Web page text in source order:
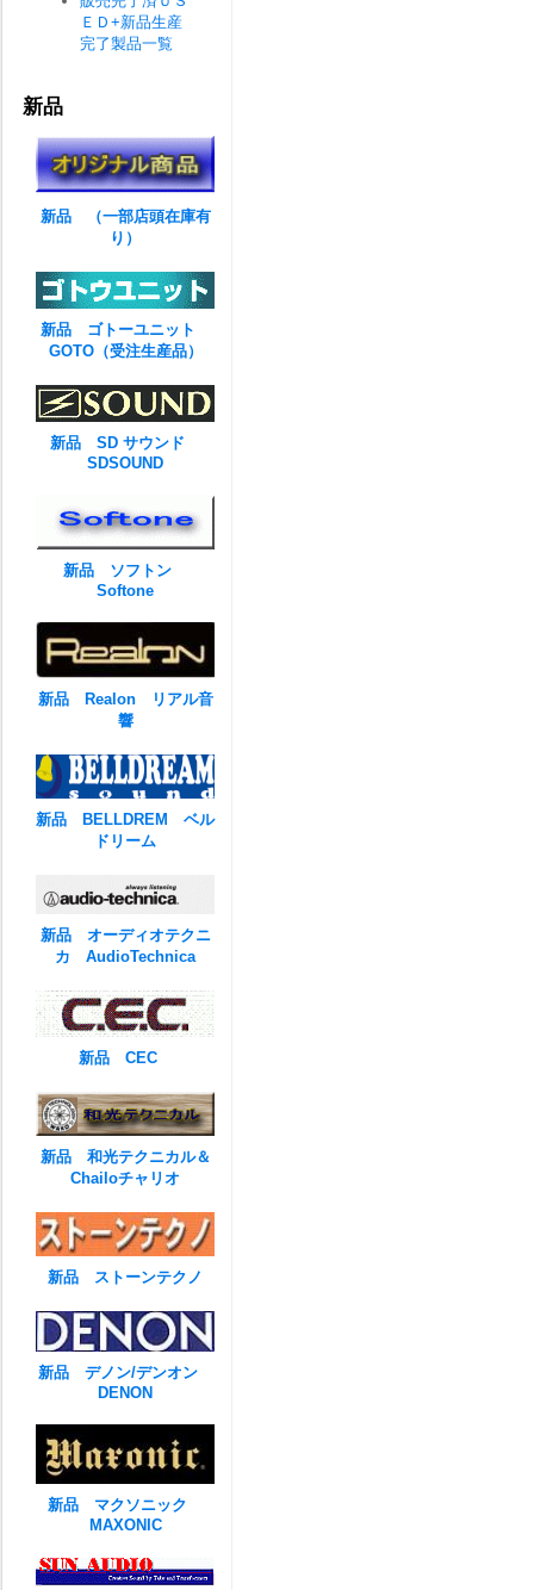
ＥＤ+新品生産
完了製品一覧
新品
新品 （一部店頭在庫有
り）
新品 ゴトーユニット
GOTO（受注生産品）
新品 SD サウンド
SDSOUND
新品 ソフトン
Softone
新品 Realon リアル音
響
新品 BELLDREM ベル
ドリーム
新品 オーディオテクニ
カ AudioTechnica
新品 CEC
新品 和光テクニカル＆
Chailoチャリオ
新品 ストーンテクノ
新品 デノン/デンオン
DENON
新品 マクソニック
MAXONIC